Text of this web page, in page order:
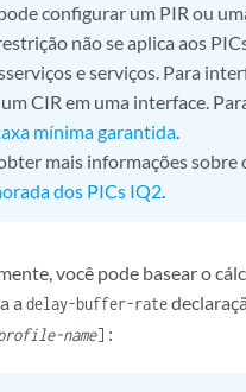
configurar um PIR ou
não se aplica aos
e serviços. Para
um CIR em uma interface.
mínima garantida.
mais informações
dos PICs IQ2.
você pode basear o
adelay-buffer-rate
name] :